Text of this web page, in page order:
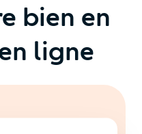
bien en
ligne